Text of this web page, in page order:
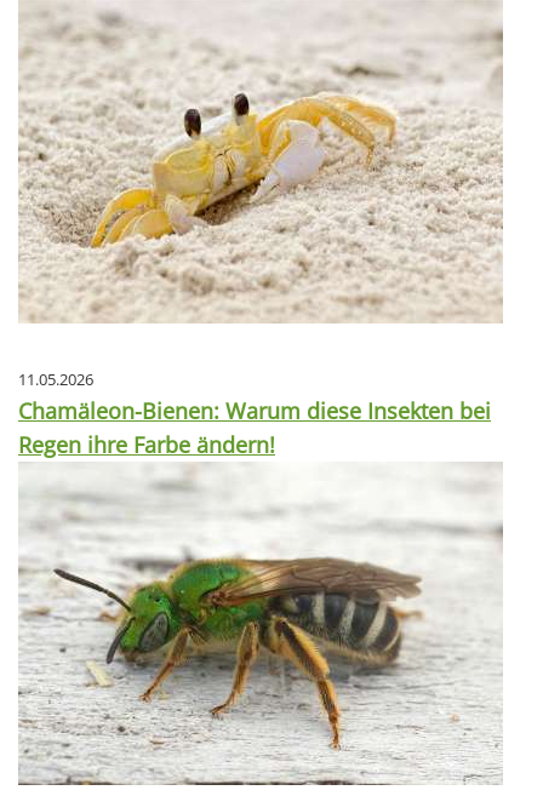
11.05.2026
Chamäleon-Bienen: Warum diese Insekten bei
Regen ihre Farbe ändern!